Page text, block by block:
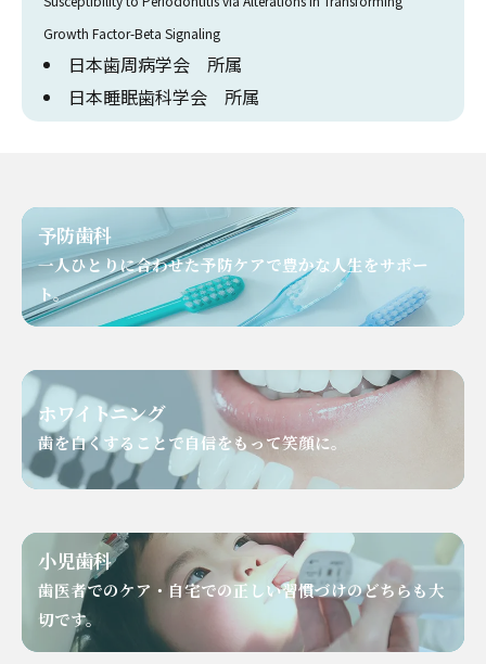
Growth Factor-Beta Signaling
日本歯周病学会 所属
日本睡眠歯科学会 所属
予防歯科
⼀⼈ひとりに合わせた予防ケアで豊かな⼈⽣をサポー
ト。
ホワイトニング
歯を白くすることで自信をもって笑顔に。
小児歯科
歯医者でのケア・自宅での正しい習慣づけのどちらも大
切です。